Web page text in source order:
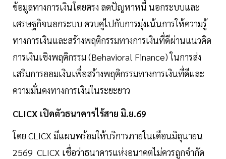
ข้อมูลทางการเงินโดยตรง ลดปัญหาหนี้ นอกระบบและ
เศรษฐกิจนอกระบบ ควบคู่ไปกับการมุ่งเน้นการให้ความรู้
ทางการเงินและสร้างพฤติกรรมทางการเงินที่ดีผ่านแนวคิด
การเงินเชิงพฤติกรรม (Behavioral Finance) ในการส่ง
เสริมการออมเงินเพื่อสร้างพฤติกรรมทางการเงินที่ดีและ
ความมั่นคงทางการเงินในระยะยาว
CLICX เปิดตัวธนาคารไร้สาย มิ.ย.69
โดย CLICX มีแผนพร้อมให้บริการภายในเดือนมิถุนายน
2569 CLICX เชื่อว่าธนาคารแห่งอนาคตไม่ควรถูกจำกัด